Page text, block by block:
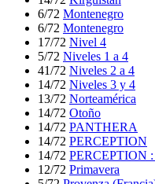
6/72 Montenegro
6/72 Montenegro
17/72 Nivel 4
5/72 Niveles 1 a 4
41/72 Niveles 2 a 4
14/72 Niveles 3 y 4
13/72 Norteamérica
14/72 Otoño
14/72 PANTHERA
14/72 PERCEPTION
14/72 PERCEPTION :
12/72 Primavera